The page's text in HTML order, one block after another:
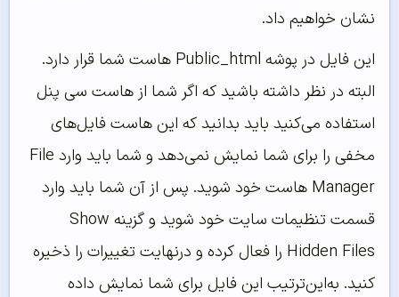
نشان خواهیم داد.
این فایل در پوشه Public_html هاست شما قرار دارد.
البته در نظر داشته باشید که اگر شما از هاست سی پنل
استفاده می‌کنید باید بدانید که این هاست فایل‌های
مخفی را برای شما نمایش نمی‌دهد و شما باید وارد File
Manager هاست خود شوید. پس از آن شما باید وارد
قسمت تنظیمات سایت خود شوید و گزینه Show
Hidden Files را فعال کرده و درنهایت تغییرات را ذخیره
کنید. به‌این‌ترتیب این فایل برای شما نمایش داده